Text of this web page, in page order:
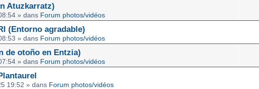
Atuzkarratz)
» dans Forum photos/vidéos
(Entorno agradable)
» dans Forum photos/vidéos
de otoño en Entzia)
» dans Forum photos/vidéos
19:52 » dans Forum photos/vidéos